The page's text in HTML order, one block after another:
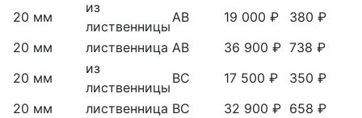
20 мм
из
лиственницы
АВ 19 000 ₽
380 ₽
20 мм
лиственница АВ 36 900 ₽ 738 ₽
20 мм
из
лиственницы
ВС 17 500 ₽
350 ₽
20 мм
лиственница ВС 32 900 ₽ 658 ₽